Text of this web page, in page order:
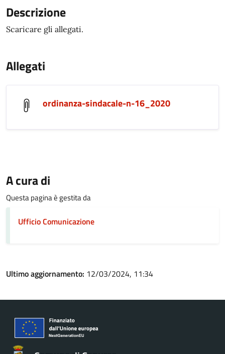
Descrizione
Scaricare gli allegati.
Allegati
ordinanza-sindacale-n-16_2020
A cura di
Questa pagina è gestita da
Ufficio Comunicazione
Ultimo aggiornamento: 12/03/2024, 11:34